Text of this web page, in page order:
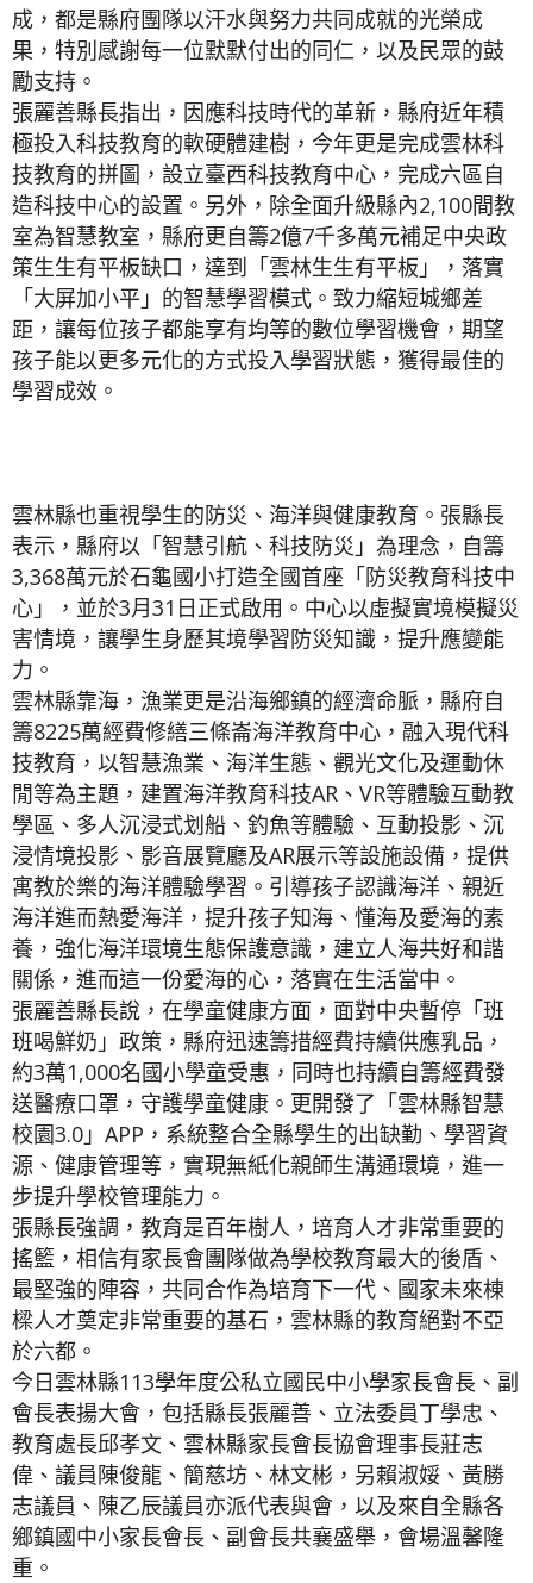
成，都是縣府團隊以汗水與努力共同成就的光榮成
果，特別感謝每一位默默付出的同仁，以及民眾的鼓
勵支持。
張麗善縣長指出，因應科技時代的革新，縣府近年積
極投入科技教育的軟硬體建樹，今年更是完成雲林科
技教育的拼圖，設立臺西科技教育中心，完成六區自
造科技中心的設置。另外，除全面升級縣內2,100間教
室為智慧教室，縣府更自籌2億7千多萬元補足中央政
策生生有平板缺口，達到「雲林生生有平板」，落實
「大屏加小平」的智慧學習模式。致力縮短城鄉差
距，讓每位孩子都能享有均等的數位學習機會，期望
孩子能以更多元化的方式投入學習狀態，獲得最佳的
學習成效。
雲林縣也重視學生的防災、海洋與健康教育。張縣長
表示，縣府以「智慧引航、科技防災」為理念，自籌
3,368萬元於石龜國小打造全國首座「防災教育科技中
心」，並於3月31日正式啟用。中心以虛擬實境模擬災
害情境，讓學生身歷其境學習防災知識，提升應變能
力。
雲林縣靠海，漁業更是沿海鄉鎮的經濟命脈，縣府自
籌8225萬經費修繕三條崙海洋教育中心，融入現代科
技教育，以智慧漁業、海洋生態、觀光文化及運動休
閒等為主題，建置海洋教育科技AR、VR等體驗互動教
學區、多人沉浸式划船、釣魚等體驗、互動投影、沉
浸情境投影、影音展覽廳及AR展示等設施設備，提供
寓教於樂的海洋體驗學習。引導孩子認識海洋、親近
海洋進而熱愛海洋，提升孩子知海、懂海及愛海的素
養，強化海洋環境生態保護意識，建立人海共好和諧
關係，進而這一份愛海的心，落實在生活當中。
張麗善縣長說，在學童健康方面，面對中央暫停「班
班喝鮮奶」政策，縣府迅速籌措經費持續供應乳品，
約3萬1,000名國小學童受惠，同時也持續自籌經費發
送醫療口罩，守護學童健康。更開發了「雲林縣智慧
校園3.0」APP，系統整合全縣學生的出缺勤、學習資
源、健康管理等，實現無紙化親師生溝通環境，進一
步提升學校管理能力。
張縣長強調，教育是百年樹人，培育人才非常重要的
搖籃，相信有家長會團隊做為學校教育最大的後盾、
最堅強的陣容，共同合作為培育下一代、國家未來棟
樑人才奠定非常重要的基石，雲林縣的教育絕對不亞
於六都。
今日雲林縣113學年度公私立國民中小學家長會長、副
會長表揚大會，包括縣長張麗善、立法委員丁學忠、
教育處長邱孝文、雲林縣家長會長協會理事長莊志
偉、議員陳俊龍、簡慈坊、林文彬，另賴淑娞、黃勝
志議員、陳乙辰議員亦派代表與會，以及來自全縣各
鄉鎮國中小家長會長、副會長共襄盛舉，會場溫馨隆
重。